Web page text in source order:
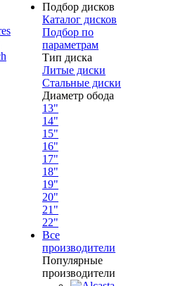
Подбор дисков
Каталог дисков
Подбор по
параметрам
Тип диска
Литые диски
Стальные диски
Диаметр обода
13"
14"
15"
16"
17"
18"
19"
20"
21"
22"
Все
производители
Популярные
производители